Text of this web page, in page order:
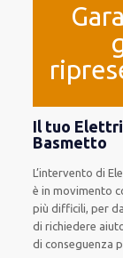
Il tuo
Basmetto
L’intervento di
èin movimento
piùdifficili, per
dirichiedere
di conseguenza